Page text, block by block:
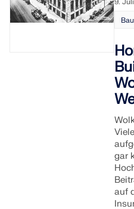
vollständig integriert in
genauere Arbeitsabläufe
gar
auf